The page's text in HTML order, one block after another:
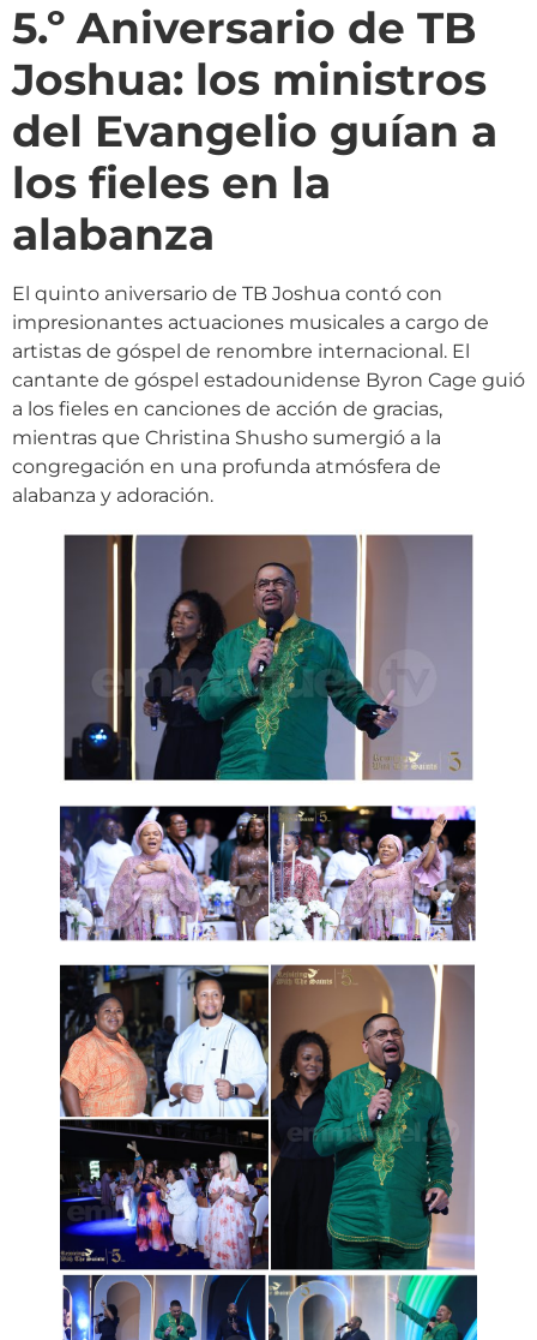
5.º Aniversario de TB
Joshua: los ministros
del Evangelio guían a
los fieles en la
alabanza
El quinto aniversario de TB Joshua contó con
impresionantes actuaciones musicales a cargo de
artistas de góspel de renombre internacional. El
cantante de góspel estadounidense Byron Cage guió
a los fieles en canciones de acción de gracias,
mientras que Christina Shusho sumergió a la
congregación en una profunda atmósfera de
alabanza y adoración.